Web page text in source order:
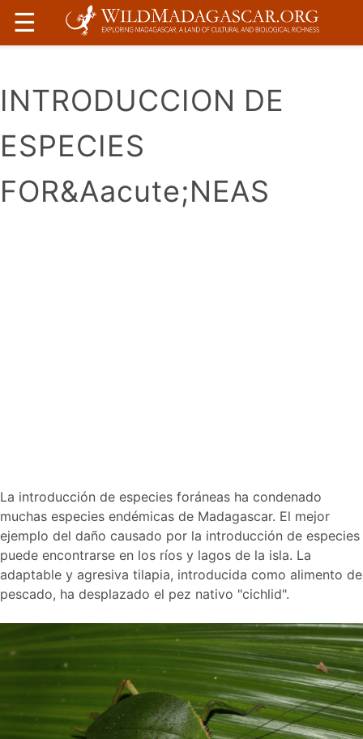
☰
INTRODUCCION DE
ESPECIES
FOR&Aacute;NEAS
La introducción de especies foráneas ha condenado
muchas especies endémicas de Madagascar. El mejor
ejemplo del daño causado por la introducción de especies
puede encontrarse en los ríos y lagos de la isla. La
adaptable y agresiva tilapia, introducida como alimento de
pescado, ha desplazado el pez nativo "cichlid".